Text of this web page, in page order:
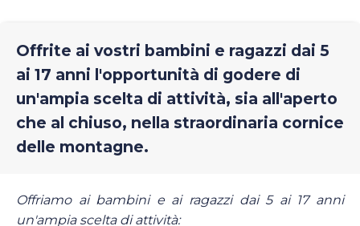
Offrite ai vostri bambini e ragazzi dai 5
ai 17 anni l'opportunità di godere di
un'ampia scelta di attività, sia all'aperto
che al chiuso, nella straordinaria cornice
delle montagne.
Offriamo ai bambini e ai ragazzi dai 5 ai 17 anni
un'ampia scelta di attività: